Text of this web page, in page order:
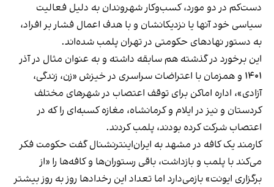
دست‌کم در دو مورد، کسب‌وکار شهروندان به دلیل فعالیت
سیاسی خود آنها یا نزدیکانشان و با هدف اعمال فشار بر افراد،
به دستور نهادهای حکومتی در تهران پلمب شده‌اند.
این برخورد در گذشته هم سابقه داشته و به عنوان مثال در آذر
۱۴۰۱ و همزمان با اعتراضات سراسری در خیزش «زن، زندگی،
آزادی»، اداره اماکن برای توقف اعتصاب در شهرهای مختلف
کردستان و نیز در ایلام و کرمانشاه، مغازه کسبه‌ای را که در
اعتصاب شرکت کرده بودند، پلمب کردند.
کارمند یک کافه در مشهد به ایران‌اینترنشنال گفت حکومت فکر
می‌کند با پلمب و بازداشت، باقی رستوران‌ها و کافه‌ها را «از
برگزاری ایونت» بازمی‌دارد اما تعداد این رخدادها روز به روز بیشتر